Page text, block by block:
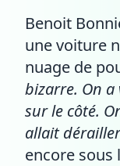
Benoit
une voiture
nuage de
bizarre. On
sur le côté.
allait dérailler
encore sous